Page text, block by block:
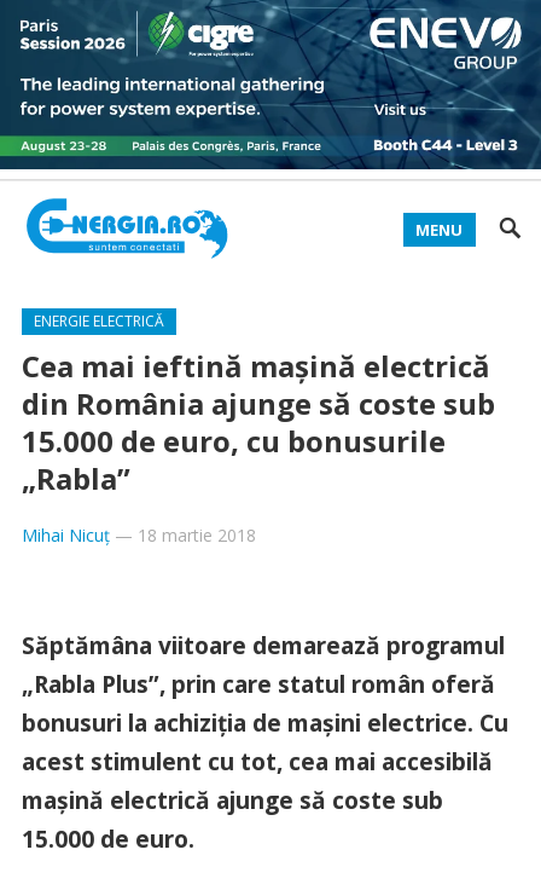
MENU
ENERGIE ELECTRICĂ
Cea mai ieftină maşină electrică
din România ajunge să coste sub
15.000 de euro, cu bonusurile
„Rabla”
Mihai Nicuț— 18 martie 2018
Săptămâna viitoare demarează programul
„Rabla Plus”, prin care statul român oferă
bonusuri la achiziţia de maşini electrice. Cu
acest stimulent cu tot, cea mai accesibilă
maşină electrică ajunge să coste sub
15.000 de euro.